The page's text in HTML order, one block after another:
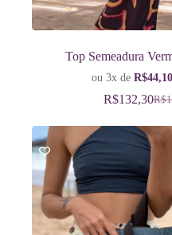
Top Semeadura
ou 3x de R$44,10
R$
O
era:
R$132,30O
atual
é: